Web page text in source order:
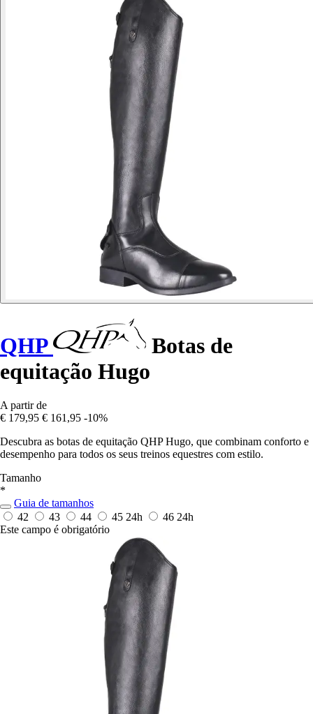
QHP
Botas de
equitação Hugo
A partir de
€ 179,95 € 161,95 -10%
Descubra as botas de equitação QHP Hugo, que combinam conforto e
desempenho para todos os seus treinos equestres com estilo.
Tamanho
*
Guia de tamanhos
42
43 44 45 24h 46 24h
Este campo é obrigatório